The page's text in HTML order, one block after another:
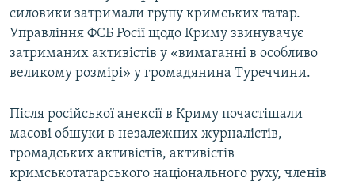
силовики затримали групу кримських татар.
Управління ФСБ Росії щодо Криму звинувачує
затриманих активістів у «вимаганні в особливо
великому розмірі» у громадянина Туреччини.
Після російської анексії в Криму почастішали
масові обшуки в незалежних журналістів,
громадських активістів, активістів
кримськотатарського національного руху, членів